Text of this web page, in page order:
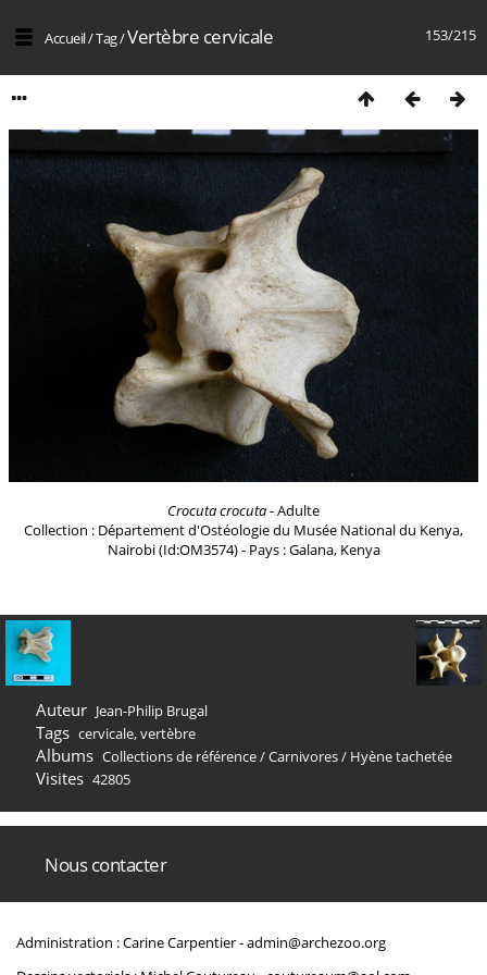
153/215
Accueil/Tag/Vertèbre cervicale
Crocuta crocuta- Adulte
Collection : Département d'Ostéologie du Musée National du Kenya,
Nairobi (Id:OM3574) - Pays : Galana, Kenya
Auteur Jean-Philip Brugal
Tags cervicale,vertèbre
Albums Collections de référence/Carnivores/ Hyène tachetée
Visites 42805
Nous contacter
Administration : Carine Carpentier -admin@archezoo.org